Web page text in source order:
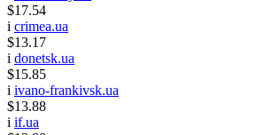
$17.54
i crimea.ua
$13.17
i donetsk.ua
$15.85
i ivano-frankivsk.ua
$13.88
i if.ua